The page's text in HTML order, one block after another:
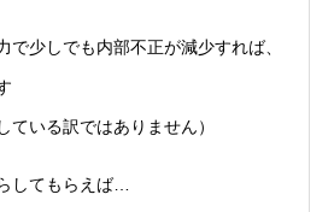
で少しでも内部不正が減少すれば、
ている訳ではありません）
してもらえば…